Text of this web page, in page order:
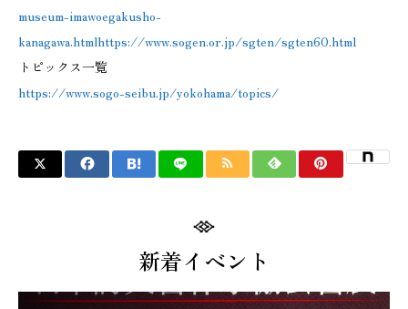
museum-imawoegakusho-
kanagawa.htmlhttps://www.sogen.or.jp/sgten/sgten60.html
トピックス一覧
https://www.sogo-seibu.jp/yokohama/topics/
新着イベント